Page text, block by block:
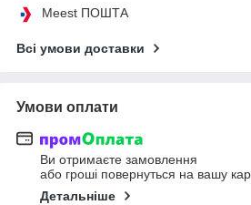
Meest ПОШТА
Всі умови доставки
Умови оплати
Ви отримаєте замовлення
або гроші повернуться на вашу
Детальніше